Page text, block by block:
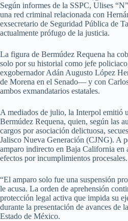
Según informes de la SSPC, Ulises
una red criminal relacionada con
exsecretario de Seguridad Pública de
actualmente prófugo de la justicia.
La figura de Bermúdez Requena ha
solo por su historial como jefe
exgobernador Adán Augusto López
de Morena en el Senado— y con
ambos exmandatarios estatales.
A mediados de julio, la Interpol emitió
Bermúdez Requena, quien, según las
cargos por asociación delictuosa,
Jalisco Nueva Generación (CJNG). A
amparo indirecto en Baja California en
efectos por incumplimientos procesales.
“El amparo solo fue una suspensión
le acusa. La orden de aprehensión
protección legal activa que impida su
durante la presentación de avances de
Estado de México.